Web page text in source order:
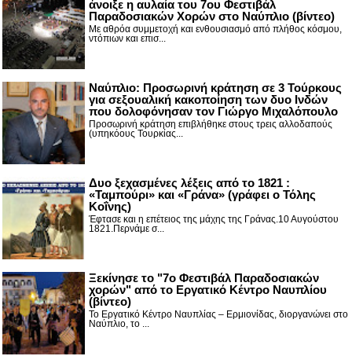
άνοιξε η αυλαία του 7ου Φεστιβάλ
Παραδοσιακών Χορών στο Ναύπλιο (βίντεο)
Με αθρόα συμμετοχή και ενθουσιασμό από πλήθος κόσμου,
ντόπιων και επισ...
Ναύπλιο: Προσωρινή κράτηση σε 3 Τούρκους
για σεξουαλική κακοποίηση των δυο Ινδών
που δολοφόνησαν τον Γιώργο Μιχαλόπουλο
Προσωρινή κράτηση επιβλήθηκε στους τρεις αλλοδαπούς
(υπηκόους Τουρκίας...
Δυο ξεχασμένες λέξεις από το 1821 :
«Ταμπούρι» και «Γράνα» (γράφει ο Τόλης
Κοΐνης)
Έφτασε και η επέτειος της μάχης της Γράνας.10 Αυγούστου
1821.Περνάμε σ...
Ξεκίνησε το "7ο Φεστιβάλ Παραδοσιακών
χορών" από το Εργατικό Κέντρο Ναυπλίου
(βίντεο)
Το Εργατικό Κέντρο Ναυπλίας – Ερμιονίδας, διοργανώνει στο
Ναύπλιο, το ...